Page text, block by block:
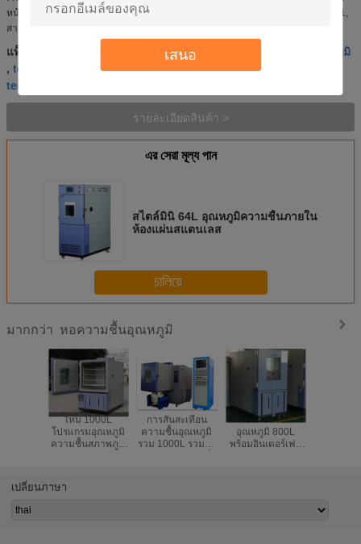
เสนอ
หน้าต่างสายตา * 1, พอร์ตเคเบิล (พอร์ตΦ50มม.) * 1, ชั้นวาง * 2, โคมไฟในห้อง * 1,
สายไฟ * 2 ม. ข ไม่มีตัวตัดฟิวส์, แรงดันเกิน, ความร้อน...
แท็ก: ห้องควบคุมอุณหภูมิและความชื้นห้องควบคุมความชื้นและอุณหภูมิ
, temperature and humidity chamber,
temperature test chamber
รายละเอียดสินค้า >
এর সেরা মূল্য পান
สไตล์มินิ 64L อุณหภูมิความชื้นภายใน
ห้องแผ่นสแตนเลส
চালিয়ে
มากกว่า หอความชื้นอุณหภูมิ
ใหม่ 1000L
โปรแกรมอุณหภูมิ
ความชื้นสภาพภูมิ
การสั่นสะเทือน
ความชื้นอุณหภูมิ
รวม 1000L รวมอยู่
ห้องความชื้น
อุณหภูมิ 800L
พร้อมอินเตอร์เฟส
เปลี่ยนภาษา